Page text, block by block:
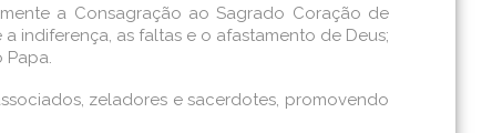
a Consagração ao Sagrado Coração de
indiferença, as faltas e o afastamento de Deus;
Papa.
zeladores e sacerdotes, promovendo